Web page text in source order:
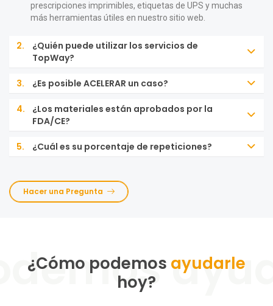
prescripciones imprimibles, etiquetas de UPS y muchas
más herramientas útiles en nuestro sitio web.
2.
¿Quién puede utilizar los servicios de
TopWay?
3. ¿Es posible ACELERAR un caso?
4.
¿Los materiales están aprobados por la
FDA/CE?
5. ¿Cuál es su porcentaje de repeticiones?
Hacer una Pregunta
¿Cómo podemos ayudarle
hoy?